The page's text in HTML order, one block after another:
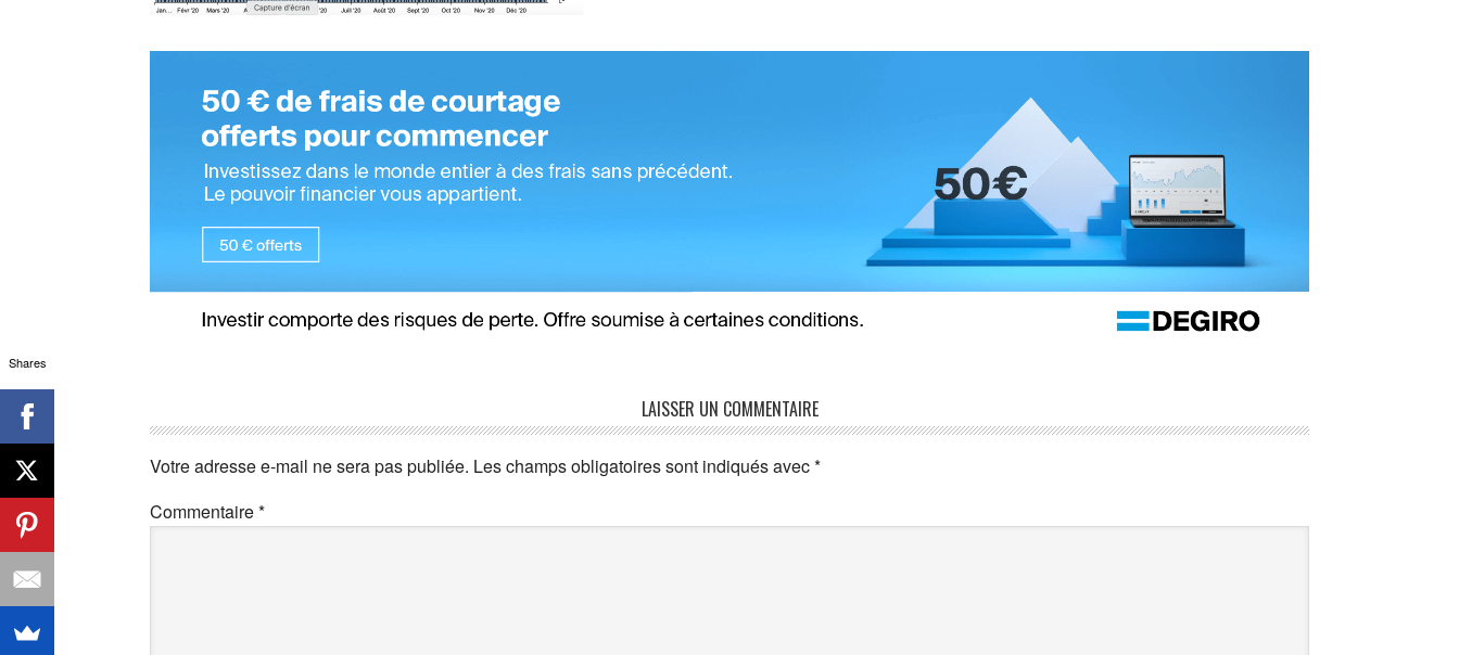
LAISSER UN COMMENTAIRE
Votre adresse e-mail ne sera pas publiée. Les champs obligatoires sont indiqués avec*
Commentaire*
Shares